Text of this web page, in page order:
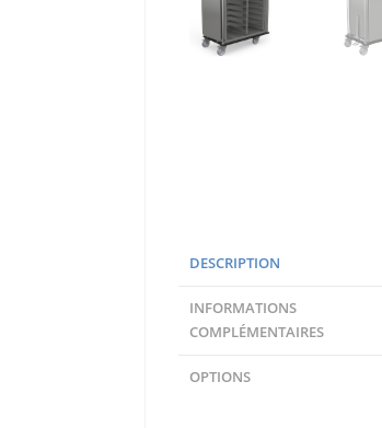
DESCRIPTION
INFORMATIONS
COMPLÉMENTAIRES
OPTIONS